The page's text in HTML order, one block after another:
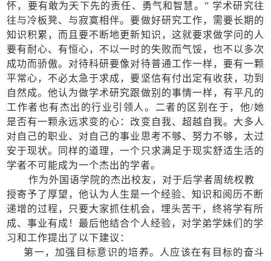
怀，要有敢为天下先的责任、勇气和智慧。” 学术研究往
往与冷板凳、与寂寞相伴。要做好研究工作，需要长期的
知识积累，而且要不断地更新知识，这就要求做学问的人
要有耐心、有恒心，不以一时的失败而气馁，也不以多次
成功而骄傲。对待科研要像对待普通工作一样，要有一颗
平常心，不必太急于求成，要坚信有付出定有收获，功到
自然成。他认为做学术研究跟做别的事情一样，有平凡的
工作者也有杰出的行业引领人。二者的区别在于，他/她
是否有一颗永远求变的心：改变自我、超越自我。大多人
对自己的职业、对自己的事业思考不够、努力不够，太过
安于现状。同样的道理，一个只求满足于现实舒适生活的
学者不可能成为一个杰出的学者。
作为外国语学院的杰出校友，对于后学者周统权教
授寄予了厚望，他认为人生是一个经验、知识和阅历不断
递增的过程，只要大家抓住机会，埋头苦干，终将学有所
成、事业有成！最后他结合个人经验， 对学弟学妹们的学
习和工作提出了以下建议：
第一，加强目标意识的培养。人应该在有目标的奋斗